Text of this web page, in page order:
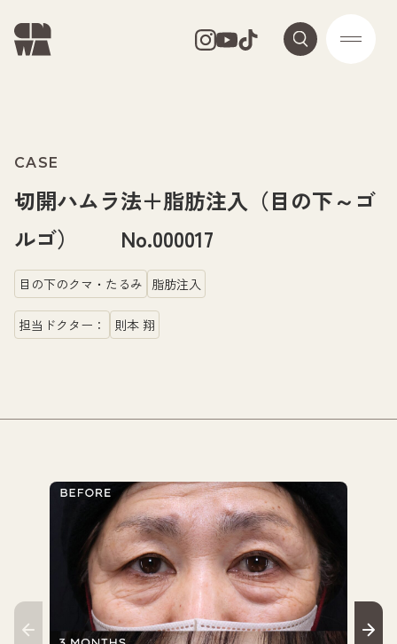
CASE
切開ハムラ法＋脂肪注入（目の下～ゴ
ルゴ） No.000017
目の下のクマ・たるみ 脂肪注入
担当ドクター： 則本 翔